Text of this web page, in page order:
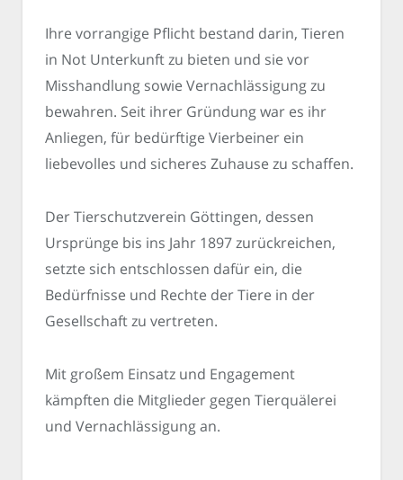
Ihre vorrangige Pflicht bestand darin, Tieren
in Not Unterkunft zu bieten und sie vor
Misshandlung sowie Vernachlässigung zu
bewahren. Seit ihrer Gründung war es ihr
Anliegen, für bedürftige Vierbeiner ein
liebevolles und sicheres Zuhause zu schaffen.
Der Tierschutzverein Göttingen, dessen
Ursprünge bis ins Jahr 1897 zurückreichen,
setzte sich entschlossen dafür ein, die
Bedürfnisse und Rechte der Tiere in der
Gesellschaft zu vertreten.
Mit großem Einsatz und Engagement
kämpften die Mitglieder gegen Tierquälerei
und Vernachlässigung an.